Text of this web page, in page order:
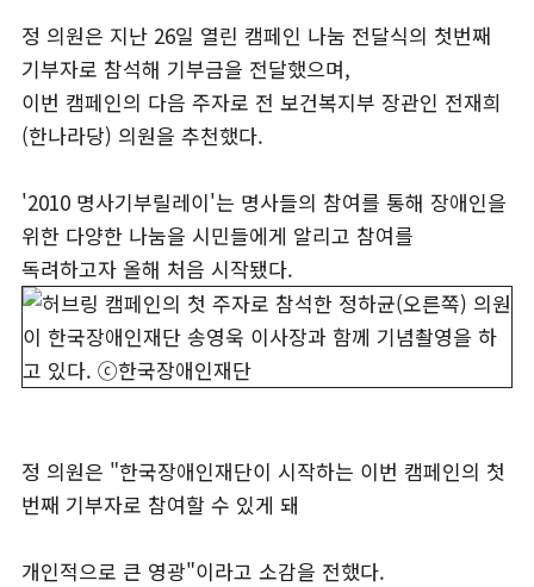
정 의원은 지난 26일 열린 캠페인 나눔 전달식의 첫번째
기부자로 참석해 기부금을 전달했으며,
이번 캠페인의 다음 주자로 전 보건복지부 장관인 전재희
(한나라당) 의원을 추천했다.
'2010 명사기부릴레이'는 명사들의 참여를 통해 장애인을
위한 다양한 나눔을 시민들에게 알리고 참여를
독려하고자 올해 처음 시작됐다.
정 의원은 "한국장애인재단이 시작하는 이번 캠페인의 첫
번째 기부자로 참여할 수 있게 돼
개인적으로 큰 영광"이라고 소감을 전했다.